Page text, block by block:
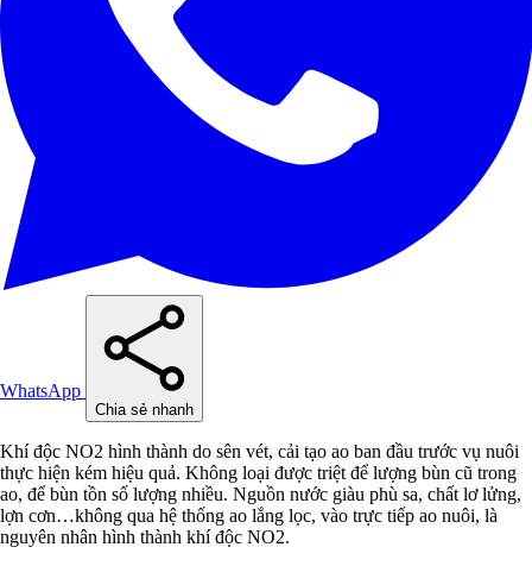
WhatsApp
Chia sẻ nhanh
Khí độc NO2 hình thành do sên vét, cải tạo ao ban đầu trước vụ nuôi
thực hiện kém hiệu quả. Không loại được triệt để lượng bùn cũ trong
ao, để bùn tồn số lượng nhiều. Nguồn nước giàu phù sa, chất lơ lửng,
lợn cơn…không qua hệ thống ao lắng lọc, vào trực tiếp ao nuôi, là
nguyên nhân hình thành khí độc NO2.